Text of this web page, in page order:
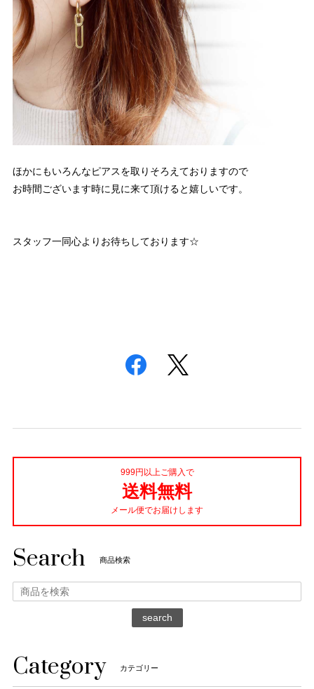
ほかにもいろんなピアスを取りそろえておりますので
お時間ございます時に見に来て頂けると嬉しいです。
スタッフ一同心よりお待ちしております☆
999円以上ご購入で
送料無料
メール便でお届けします
Search 商品検索
search
Category カテゴリー